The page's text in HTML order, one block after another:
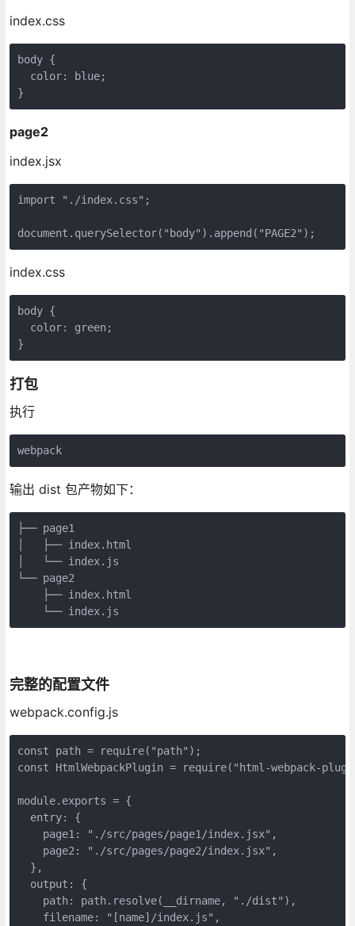
index.css
body {
color: blue;
}
page2
index.jsx
import "./index.css" ;
document .querySelector( "body" ).append( "PAGE2" );
index.css
body {
color: green;
}
打包
执行
webpack
输出 dist 包产物如下：
├── page1
│   ├── index.html
│   └── index.js
└── page2
    ├──
index.html
    └──
index.js
完整的配置文件
webpack.config.js
const path = require( "path"
const HtmlWebpackPlugin = require( "html-webpack-
module.exports = {
entry: {
page1 : "./src/pages/page1/index.jsx" ,
page2 : "./src/pages/page2/index.jsx" ,
  },
output : {
path: path.resolve(__dirname, "./dist" ),
filename: "[name]/index.js" ,